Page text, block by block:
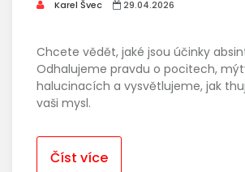
Karel Švec 29.04.2026
Chcete vědět, jaké jsou účinky
Odhalujeme pravdu o pocitech,
halucinacích a vysvětlujeme, jak
vaši mysl.
Číst více